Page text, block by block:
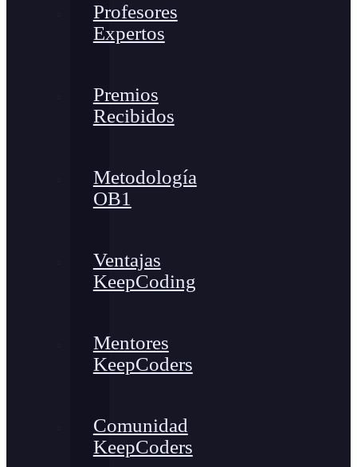
Profesores
Expertos
Premios
Recibidos
Metodología
OB1
Ventajas
KeepCoding
Mentores
KeepCoders
Comunidad
KeepCoders